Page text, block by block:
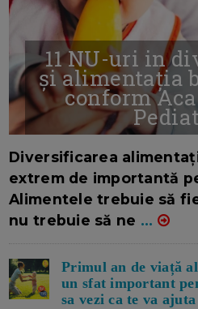
11 NU-uri in
și alimentația
conform
Diversificarea
extrem de importantă
Alimentele trebuie să
nu trebuie să ne ...
Primul an de viață
un sfat important
sa vezi ca te va ajuta